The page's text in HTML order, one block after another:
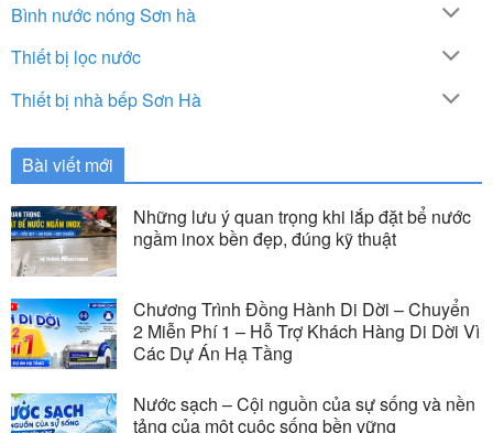
Bình nước nóng Sơn hà
Thiết bị lọc nước
Thiết bị nhà bếp Sơn Hà
Bài viết mới
Những lưu ý quan trọng khi lắp đặt bể nước
ngầm inox bền đẹp, đúng kỹ thuật
Chương Trình Đồng Hành Di Dời – Chuyển
2 Miễn Phí 1 – Hỗ Trợ Khách Hàng Di Dời Vì
Các Dự Án Hạ Tầng
Nước sạch – Cội nguồn của sự sống và nền
tảng của một cuộc sống bền vững